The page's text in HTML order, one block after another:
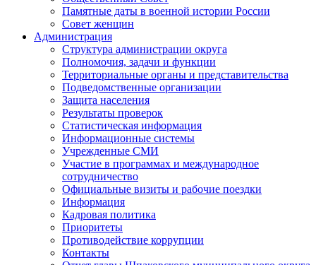
Памятные даты в военной истории России
Совет женщин
Администрация
Структура администрации округа
Полномочия, задачи и функции
Территориальные органы и представительства
Подведомственные организации
Защита населения
Результаты проверок
Статистическая информация
Информационные системы
Учрежденные СМИ
Участие в программах и международное
сотрудничество
Официальные визиты и рабочие поездки
Информация
Кадровая политика
Приоритеты
Противодействие коррупции
Контакты